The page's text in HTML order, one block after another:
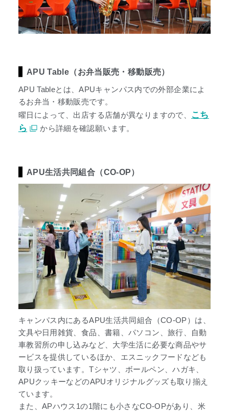
APU Table（お弁当販売・移動販売）
APU Tableとは、APUキャンパス内での外部企業によ
るお弁当・移動販売です。
曜日によって、出店する店舗が異なりますので、
こち
ら
から詳細を確認願います。
APU生活共同組合（CO-OP）
キャンパス内にあるAPU生活共同組合（CO-OP）は、
文具や日用雑貨、食品、書籍、パソコン、旅行、自動
車教習所の申し込みなど、大学生活に必要な商品やサ
ービスを提供しているほか、エスニックフードなども
取り扱っています。Tシャツ、ボールペン、ハガキ、
APUクッキーなどのAPUオリジナルグッズも取り揃え
ています。
また、APハウス1の1階にも小さなCO-OPがあり、米